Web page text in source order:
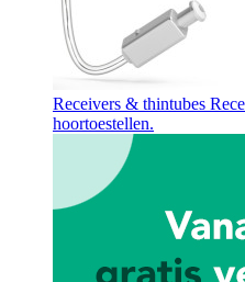
Receivers & thintubes
hoortoestellen.